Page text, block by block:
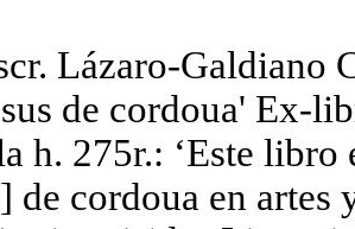
Lázaro-Galdiano
de cordoua' Ex-
h. 275r.: ‘Este
cordoua en artes